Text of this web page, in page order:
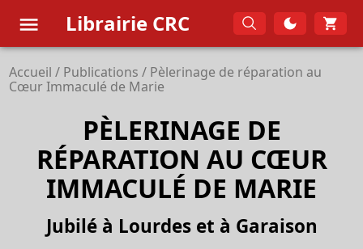
Librairie CRC
Accueil / Publications / Pèlerinage de réparation au
Cœur Immaculé de Marie
PÈLERINAGE DE
RÉPARATION AU CŒUR
IMMACULÉ DE MARIE
Jubilé à Lourdes et à Garaison